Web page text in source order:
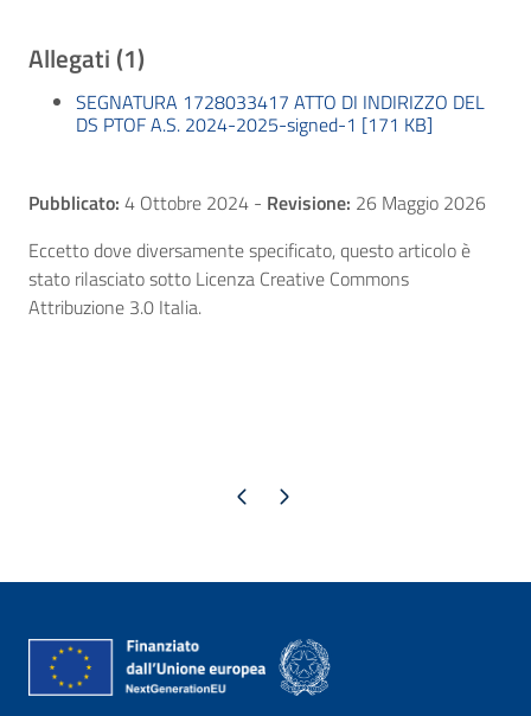
Allegati (1)
SEGNATURA 1728033417 ATTO DI INDIRIZZO DEL
DS PTOF A.S. 2024-2025-signed-1 [171 KB]
Pubblicato: 4 Ottobre 2024 - Revisione: 26 Maggio 2026
Eccetto dove diversamente specificato, questo articolo è
stato rilasciato sotto Licenza Creative Commons
Attribuzione 3.0 Italia.
Pagina precedente
Pagina successiva